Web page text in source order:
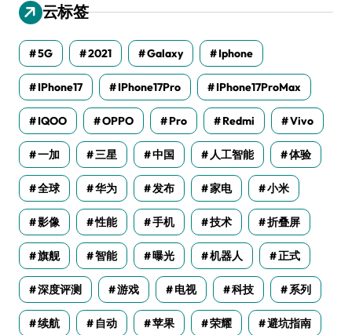
云标签
5G 2021 Galaxy Iphone
IPhone17 IPhone17Pro IPhone17ProMax
IQOO OPPO Pro Redmi Vivo
一加 三星 中国 人工智能 体验
全球 华为 发布 家电 小米
影像 性能 手机 技术 折叠屏
旗舰 智能 曝光 机器人 正式
深度评测 游戏 电视 科技 系列
续航 自动 苹果 荣耀 避坑指南